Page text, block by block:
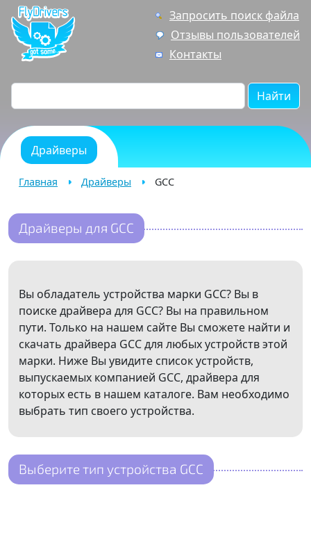
Запросить поиск файла
Отзывы пользователей
Контакты
Найти
Драйверы
Главная Драйверы GCC
Драйверы для GCC
Вы обладатель устройства марки GCC? Вы в
поиске драйвера для GCC? Вы на правильном
пути. Только на нашем сайте Вы сможете найти и
скачать драйвера GCC для любых устройств этой
марки. Ниже Вы увидите список устройств,
выпускаемых компанией GCC, драйвера для
которых есть в нашем каталоге. Вам необходимо
выбрать тип своего устройства.
Выберите тип устройства GCC